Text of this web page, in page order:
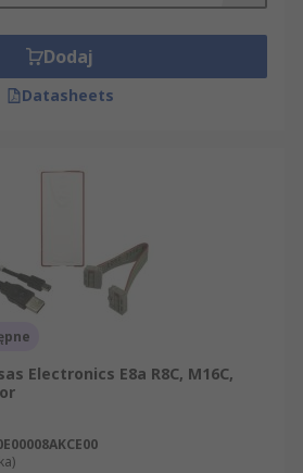
Dodaj
Datasheets
Electronics E8a R8C, M16C,